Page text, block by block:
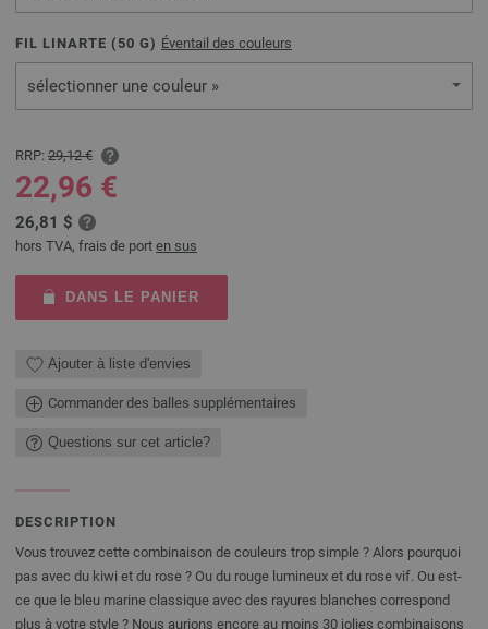
FIL LINARTE ( 50 G) Éventail des couleurs
sélectionner une couleur »
RRP: 29,12 €
22,96 €
26,81 $
hors TVA, frais de port en sus
DANS LE PANIER
Ajouter à liste d'envies
Commander des balles supplémentaires
Questions sur cet article?
DESCRIPTION
Vous trouvez cette combinaison de couleurs trop simple ? Alors pourquoi
pas avec du kiwi et du rose ? Ou du rouge lumineux et du rose vif. Ou est-
ce que le bleu marine classique avec des rayures blanches correspond
plus à votre style ? Nous aurions encore au moins 30 jolies combinaisons